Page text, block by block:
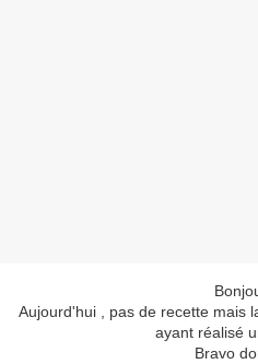
Aujourd'hui , pas de recette mais
ayant réalisé
Bravo